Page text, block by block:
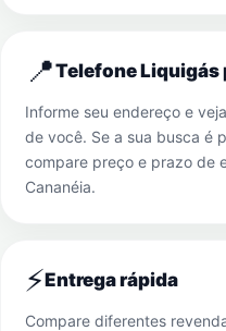
📍Telefone Liquigás
Informe seu endereço e
de você. Se a sua busca é
compare preço e prazo de
Cananéia.
⚡Entrega rápida
Compare diferentes